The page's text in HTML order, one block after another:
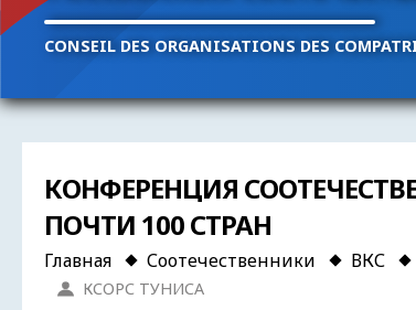
CONSEIL DES ORGANISATIONS DES
КОНФЕРЕНЦИЯ
ПОЧТИ 100 СТРАН
Главная Соотечественники ВКС
КСОРС ТУНИСА